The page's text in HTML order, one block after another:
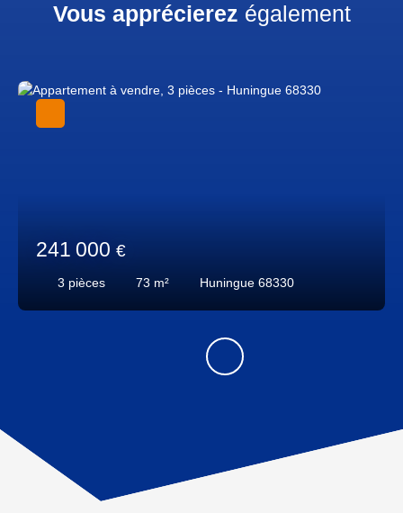
Vous apprécierez également
241 000 €
3 pièces 73 m² Huningue 68330